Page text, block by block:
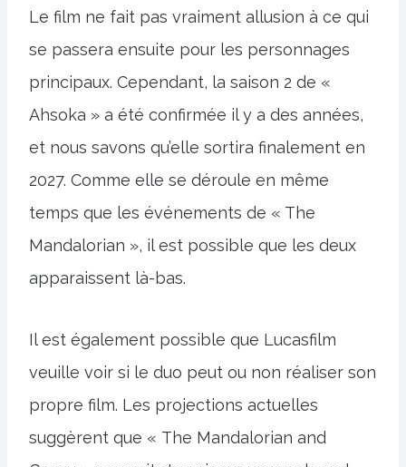
Le film ne fait pas vraiment allusion à ce qui
se passera ensuite pour les personnages
principaux. Cependant, la saison 2 de «
Ahsoka » a été confirmée il y a des années,
et nous savons qu’elle sortira finalement en
2027. Comme elle se déroule en même
temps que les événements de « The
Mandalorian », il est possible que les deux
apparaissent là-bas.
Il est également possible que Lucasfilm
veuille voir si le duo peut ou non réaliser son
propre film. Les projections actuelles
suggèrent que « The Mandalorian and